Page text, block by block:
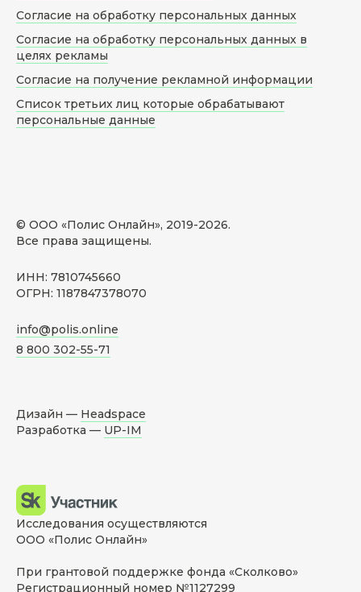
© ООО «Полис Онлайн», 2019-2026.
Все права защищены.
ИНН: 7810745660
ОГРН: 1187847378070
info@polis.online
8 800 302-55-71
Согласие на обработку персональных данных
Согласие на обработку персональных данных в
целях рекламы
Согласие на получение рекламной информации
Список третьих лиц которые обрабатывают
персональные данные
Дизайн — Headspace
Разработка — UP-IM
Исследования осуществляются
ООО «Полис Онлайн»
При грантовой поддержке фонда «Сколково»
Регистрационный номер №1127299